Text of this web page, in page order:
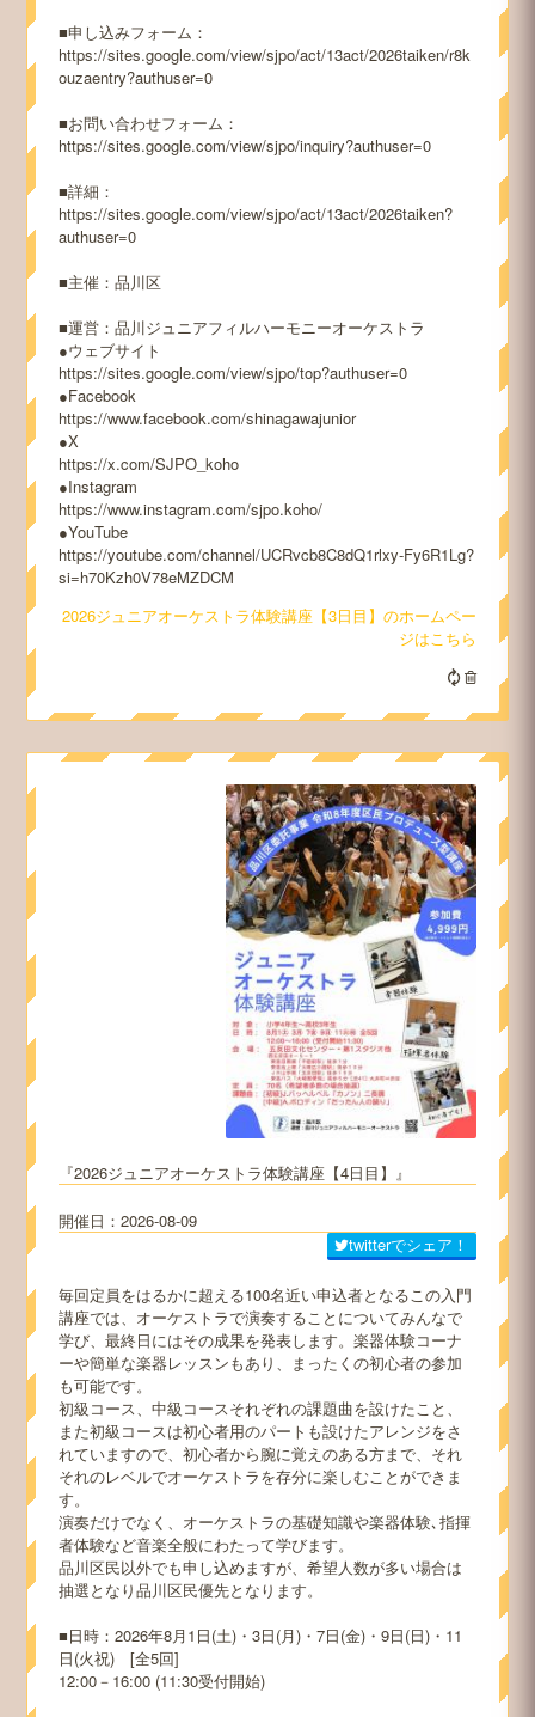
■申し込みフォーム：
https://sites.google.com/view/sjpo/act/13act/2026taiken/r8k
ouzaentry?authuser=0
■お問い合わせフォーム：
https://sites.google.com/view/sjpo/inquiry?authuser=0
■詳細：
https://sites.google.com/view/sjpo/act/13act/2026taiken?
authuser=0
■主催：品川区
■運営：品川ジュニアフィルハーモニーオーケストラ
●ウェブサイト
https://sites.google.com/view/sjpo/top?authuser=0
●Facebook
https://www.facebook.com/shinagawajunior
●X
https://x.com/SJPO_koho
●Instagram
https://www.instagram.com/sjpo.koho/
●YouTube
https://youtube.com/channel/UCRvcb8C8dQ1rlxy-Fy6R1Lg?
si=h70Kzh0V78eMZDCM
2026ジュニアオーケストラ体験講座【3日目】
2026ジュニアオーケストラ体験講座【4日目】
2026-08-09
twitterでシェア！
毎回定員をはるかに超える100名近い申込者となるこの入門
講座では、オーケストラで演奏することについてみんなで
学び、最終日にはその成果を発表します。楽器体験コーナ
ーや簡単な楽器レッスンもあり、まったくの初心者の参加
も可能です。
初級コース、中級コースそれぞれの課題曲を設けたこと、
また初級コースは初心者用のパートも設けたアレンジをさ
れていますので、初心者から腕に覚えのある方まで、それ
それのレベルでオーケストラを存分に楽しむことができま
す。
演奏だけでなく、オーケストラの基礎知識や楽器体験､指揮
者体験など音楽全般にわたって学びます。
品川区民以外でも申し込めますが、希望人数が多い場合は
抽選となり品川区民優先となります。
■日時：2026年8月1日(土)・3日(月)・7日(金)・9日(日)・11
日(火祝) [全5回]
12:00－16:00 (11:30受付開始)